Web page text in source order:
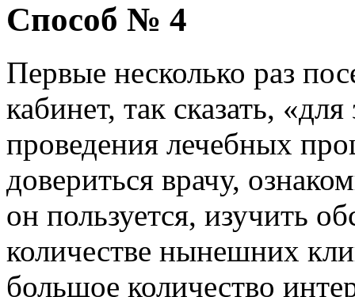
Способ № 4
Первые несколько раз
кабинет, так сказать,
проведения лечебных
довериться врачу,
он пользуется, изучить
количестве нынешних
большое количество